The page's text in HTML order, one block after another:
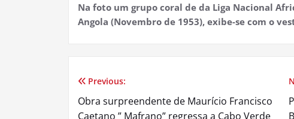
Na foto um grupo coral de da Liga Nacional
Angola (Novembro de 1953), exibe-se com o
Navegação
Previous:
Obra surpreendente de Maurício Francisco
Caetano ” Mafrano” regressa a Cabo Verde